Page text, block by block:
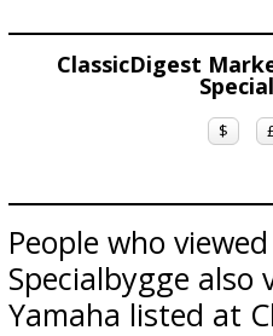
ClassicDigest
$
People who
Specialbygge also
Yamaha listed at